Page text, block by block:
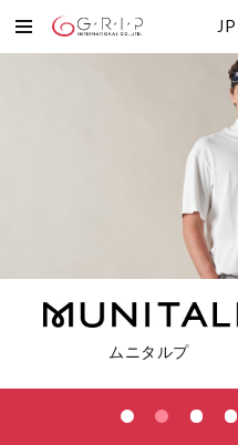
JP
ヘンリークラブ